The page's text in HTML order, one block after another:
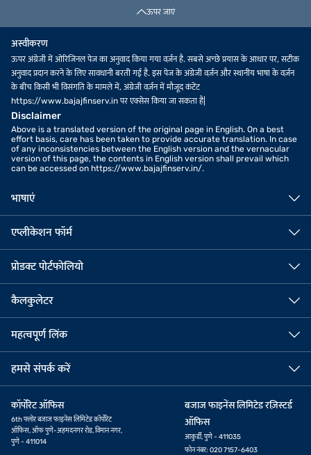
ऊपर जाएं
अस्वीकरण
ऊपर अंग्रेजी में ओरिजिनल पेज का अनुवाद किया गया वर्ज़न है. सबसे अच्छे प्रयास के आधार पर, सटीक
अनुवाद प्रदान करने के लिए सावधानी बरती गई है. इस पेज के अंग्रेजी वर्ज़न और स्थानीय भाषा के वर्ज़न
के बीच किसी भी विसंगति के मामले में, अंग्रेजी वर्ज़न में मौजूद कंटेंट
https://www.bajajfinserv.in पर एक्सेस किया जा सकता है|
Disclaimer
Above is a translated version of the original page in English. On a best
effort basis, care has been taken to provide accurate translation. In case
of any inconsistencies between the English version and the vernacular
version of this page, the contents in English version shall prevail which
can be accessed on https://www.bajajfinserv.in/.
भाषाएं
एप्लीकेशन फॉर्म
प्रोडक्ट पोर्टफोलियो
कैलकुलेटर
महत्वपूर्ण लिंक
हमसे संपर्क करें
कॉर्पोरेट ऑफिस
6th फ्लोर बजाज फाइनेंस लिमिटेड कॉर्पोरेट
ऑफिस, ऑफ पुणे-अहमदनगर रोड, विमान नगर,
पुणे - 411014
बजाज फाइनेंस लिमिटेड रज़िस्टर्ड
ऑफिस
आकुर्डी, पुणे - 411035
फोन नंबर: 020 7157-6403